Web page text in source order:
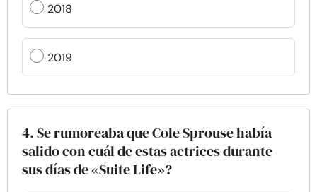
2018
2019
4. Se rumoreaba que Cole Sprouse había
salido con cuál de estas actrices durante
sus días de «Suite Life»?